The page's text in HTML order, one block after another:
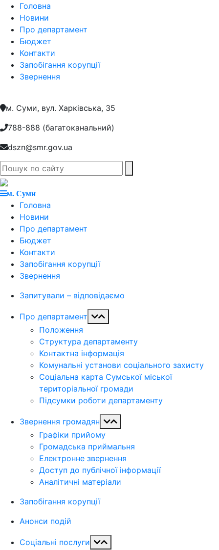
Головна
Новини
Про департамент
Бюджет
Контакти
Запобігання корупції
Звернення
м. Суми, вул. Харкiвська, 35
788-888 (багатоканальний)
dszn@smr.gov.ua
м. Суми
Головна
Новини
Про департамент
Бюджет
Контакти
Запобігання корупції
Звернення
Запитували – відповідаємо
Про департамент
Положення
Структура департаменту
Контактна інформація
Комунальні установи соціального захисту
Соціальна карта Сумської міської
територіальної громади
Підсумки роботи департаменту
Звернення громадян
Графіки прийому
Громадська приймальня
Електронне звернення
Доступ до публічної інформації
Аналітичні матеріали
Запобігання корупції
Анонси подій
Соціальні послуги